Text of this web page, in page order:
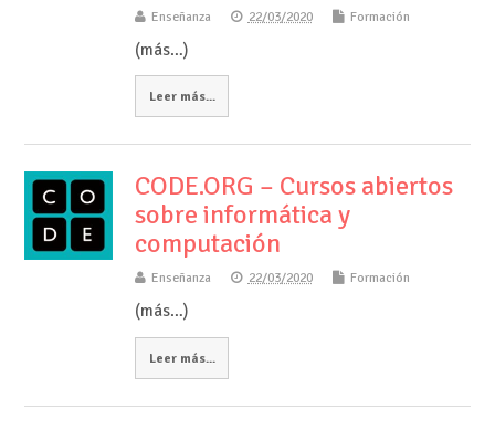
Enseñanza 22/03/2020 Formación
(más…)
Leer más...
CODE.ORG – Cursos abiertos
sobre informática y
computación
Enseñanza 22/03/2020 Formación
(más…)
Leer más...